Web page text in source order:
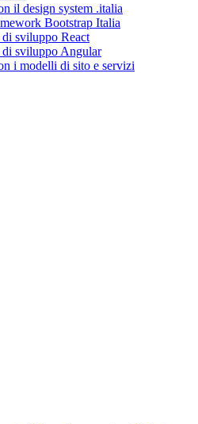
il design system .italia
Bootstrap Italia
sviluppo React
sviluppo Angular
i modelli di sito e servizi